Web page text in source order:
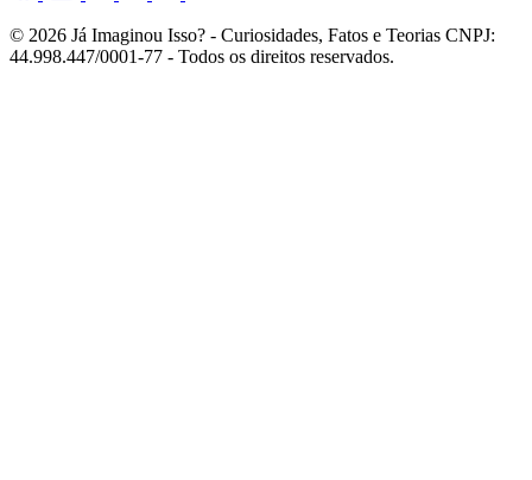
© 2026 Já Imaginou Isso? - Curiosidades, Fatos e Teorias CNPJ:
44.998.447/0001-77 - Todos os direitos reservados.